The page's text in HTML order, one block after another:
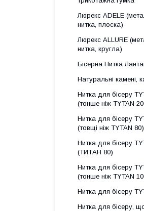
Люрекс АDELE
нитка, плоска)
Люрекс ALLURE
нитка, кругла)
Бісерна Нитка
Натуральні камені,
Нитка для бісеру
(тонше ніж ТYTAN
Нитка для бісеру
(товщі ніж ТYTAN 80)
Нитка для бісеру
(ТИТАН 80)
Нитка для бісеру
(тонше ніж TYTAN
Нитка для бісеру
Нитка для бісеру, що